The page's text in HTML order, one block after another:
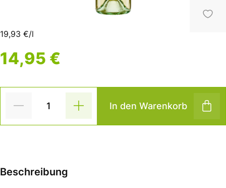
19,93 €/l
14,95 €
In den Warenkorb
Beschreibung